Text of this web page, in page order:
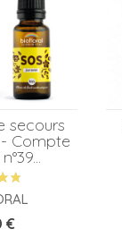
secours
Compte
€